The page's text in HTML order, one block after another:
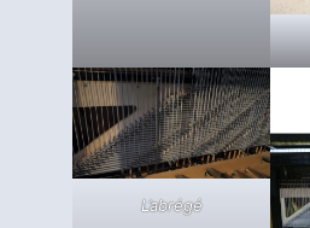
L’abrégé